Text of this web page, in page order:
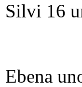
Silvi 16
Ebena